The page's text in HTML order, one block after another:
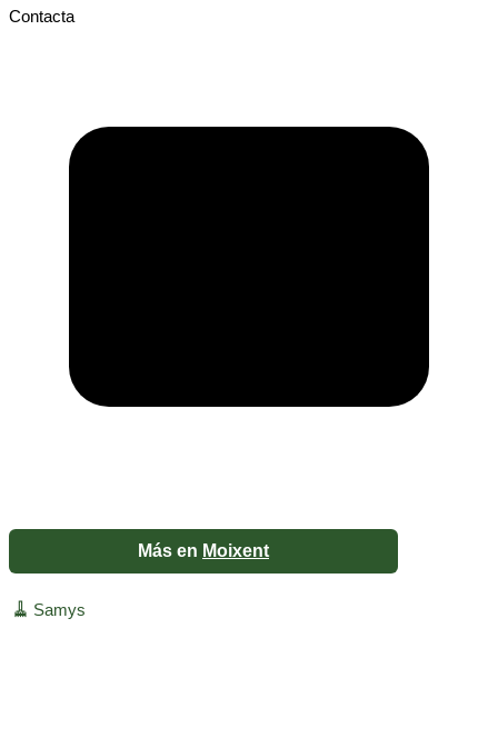
Contacta
Más en Moixent
🧹 Samys